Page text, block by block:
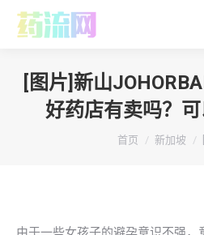
[图片]新山
好药店有卖吗？
你在这里：
首页 新加坡